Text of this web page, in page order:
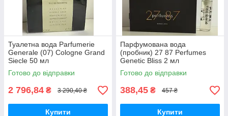
Туалетна вода Parfumerie
Generale (07) Cologne Grand
Siecle 50 мл
Готово до відправки
2 796,84 ₴ 3 290,40 ₴
Купити
Парфумована вода
(пробник) 27 87 Perfumes
Genetic Bliss 2 мл
Готово до відправки
388,45 ₴ 457 ₴
Купити